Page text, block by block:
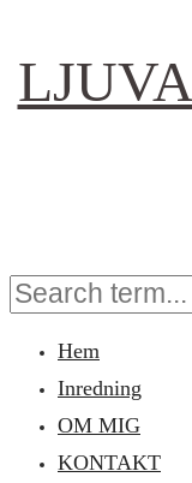
Hem
Inredning
OM MIG
KONTAKT